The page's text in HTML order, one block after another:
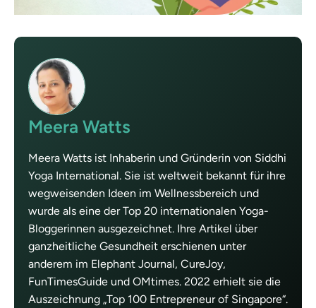
Meera Watts
Meera Watts ist Inhaberin und Gründerin von Siddhi
Yoga International. Sie ist weltweit bekannt für ihre
wegweisenden Ideen im Wellnessbereich und
wurde als eine der Top 20 internationalen Yoga-
Bloggerinnen ausgezeichnet. Ihre Artikel über
ganzheitliche Gesundheit erschienen unter
anderem im Elephant Journal, CureJoy,
FunTimesGuide und OMtimes. 2022 erhielt sie die
Auszeichnung „Top 100 Entrepreneur of Singapore“.